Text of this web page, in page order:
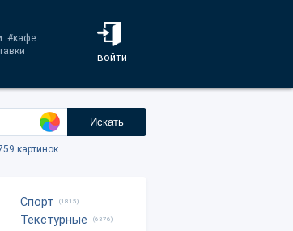
войти
#кафе
Искать
картинок
Спорт (1815)
Текстурные (6376)